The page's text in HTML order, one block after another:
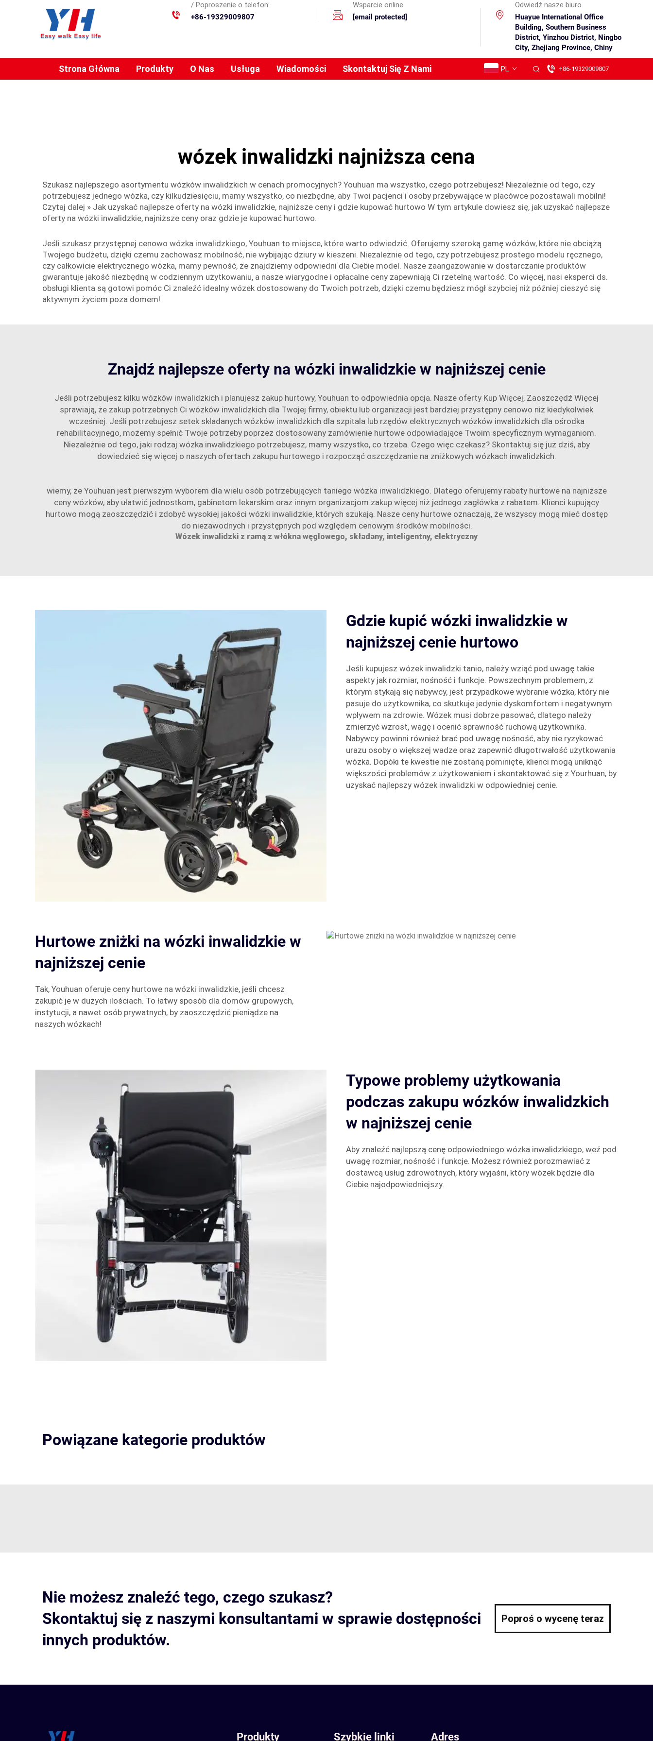
/ Poproszenie o telefon:
+86-19329009807
Wsparcie online
[email protected]
Odwiedź nasze biuro
Huayue International Office
Building, Southern Business
District, Yinzhou District, Ningbo
City, Zhejiang Province, Chiny
Strona Główna Produkty O Nas Usługa Wiadomości Skontaktuj Się Z Nami PL +86-19329009807
wózek inwalidzki najniższa cena
Szukasz najlepszego asortymentu wózków inwalidzkich w cenach promocyjnych? Youhuan ma wszystko, czego potrzebujesz! Niezależnie od tego, czy
potrzebujesz jednego wózka, czy kilkudziesięciu, mamy wszystko, co niezbędne, aby Twoi pacjenci i osoby przebywające w placówce pozostawali mobilni!
Czytaj dalej » Jak uzyskać najlepsze oferty na wózki inwalidzkie, najniższe ceny i gdzie kupować hurtowo W tym artykule dowiesz się, jak uzyskać najlepsze
oferty na wózki inwalidzkie, najniższe ceny oraz gdzie je kupować hurtowo.
Jeśli szukasz przystępnej cenowo wózka inwalidzkiego, Youhuan to miejsce, które warto odwiedzić. Oferujemy szeroką gamę wózków, które nie obciążą
Twojego budżetu, dzięki czemu zachowasz mobilność, nie wybijając dziury w kieszeni. Niezależnie od tego, czy potrzebujesz prostego modelu ręcznego,
czy całkowicie elektrycznego wózka, mamy pewność, że znajdziemy odpowiedni dla Ciebie model. Nasze zaangażowanie w dostarczanie produktów
gwarantuje jakość niezbędną w codziennym użytkowaniu, a nasze wiarygodne i opłacalne ceny zapewniają Ci rzetelną wartość. Co więcej, nasi eksperci ds.
obsługi klienta są gotowi pomóc Ci znaleźć idealny wózek dostosowany do Twoich potrzeb, dzięki czemu będziesz mógł szybciej niż później cieszyć się
aktywnym życiem poza domem!
Znajdź najlepsze oferty na wózki inwalidzkie w najniższej cenie
Jeśli potrzebujesz kilku wózków inwalidzkich i planujesz zakup hurtowy, Youhuan to odpowiednia opcja. Nasze oferty Kup Więcej, Zaoszczędź Więcej
sprawiają, że zakup potrzebnych Ci wózków inwalidzkich dla Twojej firmy, obiektu lub organizacji jest bardziej przystępny cenowo niż kiedykolwiek
wcześniej. Jeśli potrzebujesz setek składanych wózków inwalidzkich dla szpitala lub rzędów elektrycznych wózków inwalidzkich dla ośrodka
rehabilitacyjnego, możemy spełnić Twoje potrzeby poprzez dostosowany zamówienie hurtowe odpowiadające Twoim specyficznym wymaganiom.
Niezależnie od tego, jaki rodzaj wózka inwalidzkiego potrzebujesz, mamy wszystko, co trzeba. Czego więc czekasz? Skontaktuj się już dziś, aby
dowiedzieć się więcej o naszych ofertach zakupu hurtowego i rozpocząć oszczędzanie na zniżkowych wózkach inwalidzkich.
wiemy, że Youhuan jest pierwszym wyborem dla wielu osób potrzebujących taniego wózka inwalidzkiego. Dlatego oferujemy rabaty hurtowe na najniższe
ceny wózków, aby ułatwić jednostkom, gabinetom lekarskim oraz innym organizacjom zakup więcej niż jednego zagłówka z rabatem. Klienci kupujący
hurtowo mogą zaoszczędzić i zdobyć wysokiej jakości wózki inwalidzkie, których szukają. Nasze ceny hurtowe oznaczają, że wszyscy mogą mieć dostęp
do niezawodnych i przystępnych pod względem cenowym środków mobilności.
Wózek inwalidzki z ramą z włókna węglowego, składany, inteligentny, elektryczny
Gdzie kupić wózki inwalidzkie w
najniższej cenie hurtowo
Jeśli kupujesz wózek inwalidzki tanio, należy wziąć pod uwagę takie
aspekty jak rozmiar, nośność i funkcje. Powszechnym problemem, z
którym stykają się nabywcy, jest przypadkowe wybranie wózka, który nie
pasuje do użytkownika, co skutkuje jedynie dyskomfortem i negatywnym
wpływem na zdrowie. Wózek musi dobrze pasować, dlatego należy
zmierzyć wzrost, wagę i ocenić sprawność ruchową użytkownika.
Nabywcy powinni również brać pod uwagę nośność, aby nie ryzykować
urazu osoby o większej wadze oraz zapewnić długotrwałość użytkowania
wózka. Dopóki te kwestie nie zostaną pominięte, klienci mogą uniknąć
większości problemów z użytkowaniem i skontaktować się z Yourhuan, by
uzyskać najlepszy wózek inwalidzki w odpowiedniej cenie.
Hurtowe zniżki na wózki inwalidzkie w
najniższej cenie
Tak, Youhuan oferuje ceny hurtowe na wózki inwalidzkie, jeśli chcesz
zakupić je w dużych ilościach. To łatwy sposób dla domów grupowych,
instytucji, a nawet osób prywatnych, by zaoszczędzić pieniądze na
naszych wózkach!
Typowe problemy użytkowania
podczas zakupu wózków inwalidzkich
w najniższej cenie
Aby znaleźć najlepszą cenę odpowiedniego wózka inwalidzkiego, weź pod
uwagę rozmiar, nośność i funkcje. Możesz również porozmawiać z
dostawcą usług zdrowotnych, który wyjaśni, który wózek będzie dla
Ciebie najodpowiedniejszy.
Powiązane kategorie produktów
Nie możesz znaleźć tego, czego szukasz?
Skontaktuj się z naszymi konsultantami w sprawie dostępności
innych produktów.
Poproś o wycenę teraz
Produkty Szybkie linki Adres